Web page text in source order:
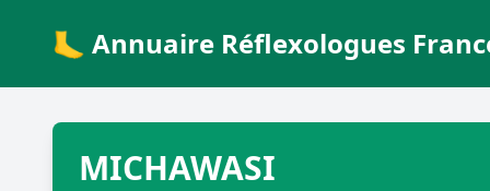
🦶 Annuaire Réflexologues
MICHAWASI